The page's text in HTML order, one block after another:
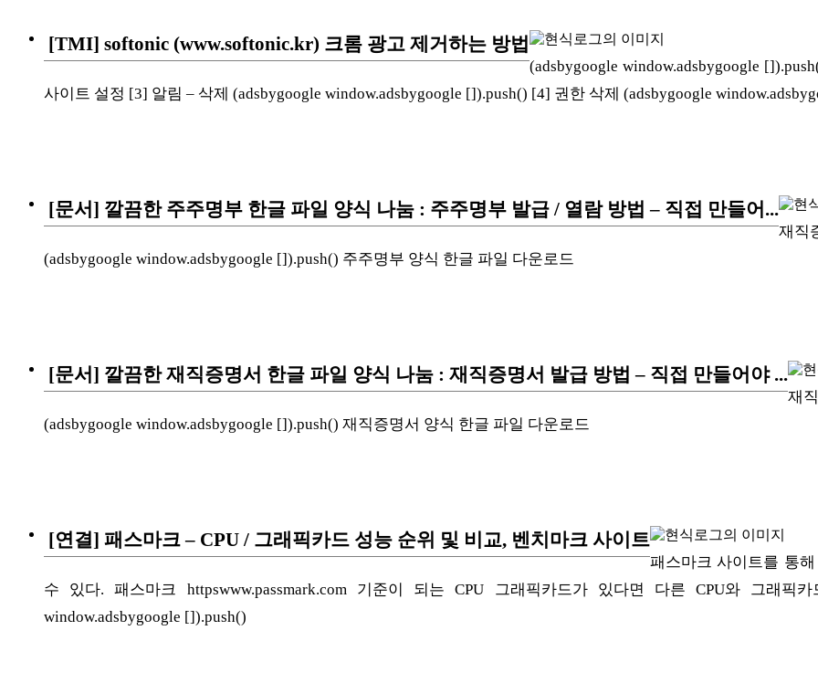
[TMI] softonic (www.softonic.kr) 크롬 광고 제거하는 방법
(adsbygoogle window.adsbygoogle
사이트 설정 [3] 알림 – 삭제 (adsbygoogle window.adsbygoogle []).push() [4] 권한 삭제 (adsbygoogle
[문서] 깔끔한 주주명부 한글 파일 양식 나눔 : 주주명부 발급 / 열람 방법 – 직접 만들어...
재직
(adsbygoogle window.adsbygoogle []).push() 주주명부 양식 한글 파일 다운로드
[문서] 깔끔한 재직증명서 한글 파일 양식 나눔 : 재직증명서 발급 방법 – 직접 만들어야 ...
재
(adsbygoogle window.adsbygoogle []).push() 재직증명서 양식 한글 파일 다운로드
[연결] 패스마크 – CPU / 그래픽카드 성능 순위 및 비교, 벤치마크 사이트
패스마크 사이트를 통
수 있다. 패스마크 httpswww.passmark.com 기준이 되는 CPU 그래픽카드가 있다면 다른 CPU와 그래픽
window.adsbygoogle []).push()